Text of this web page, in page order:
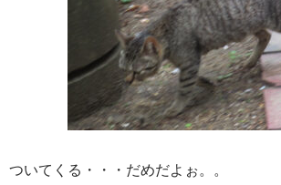
ついてくる・・・だめだよぉ。。